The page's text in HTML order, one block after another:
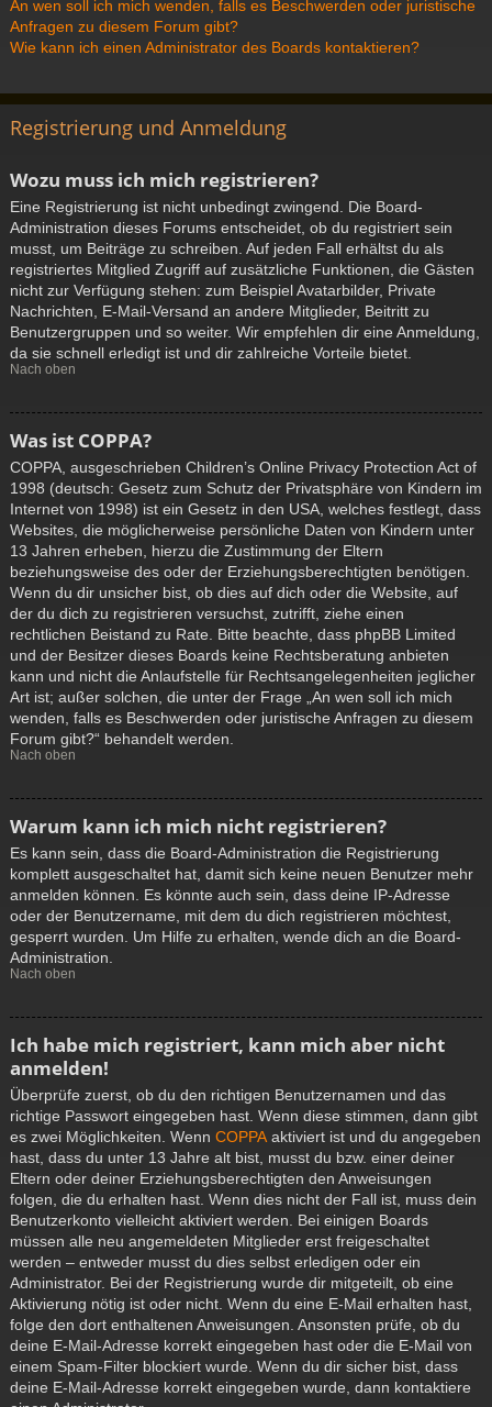
An wen soll ich mich wenden, falls es Beschwerden oder juristische
Anfragen zu diesem Forum gibt?
Wie kann ich einen Administrator des Boards kontaktieren?
Registrierung und Anmeldung
Wozu muss ich mich registrieren?
Eine Registrierung ist nicht unbedingt zwingend. Die Board-
Administration dieses Forums entscheidet, ob du registriert sein
musst, um Beiträge zu schreiben. Auf jeden Fall erhältst du als
registriertes Mitglied Zugriff auf zusätzliche Funktionen, die Gästen
nicht zur Verfügung stehen: zum Beispiel Avatarbilder, Private
Nachrichten, E-Mail-Versand an andere Mitglieder, Beitritt zu
Benutzergruppen und so weiter. Wir empfehlen dir eine Anmeldung,
da sie schnell erledigt ist und dir zahlreiche Vorteile bietet.
Nach oben
Was ist COPPA?
COPPA, ausgeschrieben Children’s Online Privacy Protection Act of
1998 (deutsch: Gesetz zum Schutz der Privatsphäre von Kindern im
Internet von 1998) ist ein Gesetz in den USA, welches festlegt, dass
Websites, die möglicherweise persönliche Daten von Kindern unter
13 Jahren erheben, hierzu die Zustimmung der Eltern
beziehungsweise des oder der Erziehungsberechtigten benötigen.
Wenn du dir unsicher bist, ob dies auf dich oder die Website, auf
der du dich zu registrieren versuchst, zutrifft, ziehe einen
rechtlichen Beistand zu Rate. Bitte beachte, dass phpBB Limited
und der Besitzer dieses Boards keine Rechtsberatung anbieten
kann und nicht die Anlaufstelle für Rechtsangelegenheiten jeglicher
Art ist; außer solchen, die unter der Frage „An wen soll ich mich
wenden, falls es Beschwerden oder juristische Anfragen zu diesem
Forum gibt?“ behandelt werden.
Nach oben
Warum kann ich mich nicht registrieren?
Es kann sein, dass die Board-Administration die Registrierung
komplett ausgeschaltet hat, damit sich keine neuen Benutzer mehr
anmelden können. Es könnte auch sein, dass deine IP-Adresse
oder der Benutzername, mit dem du dich registrieren möchtest,
gesperrt wurden. Um Hilfe zu erhalten, wende dich an die Board-
Administration.
Nach oben
Ich habe mich registriert, kann mich aber nicht
anmelden!
Überprüfe zuerst, ob du den richtigen Benutzernamen und das
richtige Passwort eingegeben hast. Wenn diese stimmen, dann gibt
es zwei Möglichkeiten. Wenn COPPA aktiviert ist und du angegeben
hast, dass du unter 13 Jahre alt bist, musst du bzw. einer deiner
Eltern oder deiner Erziehungsberechtigten den Anweisungen
folgen, die du erhalten hast. Wenn dies nicht der Fall ist, muss dein
Benutzerkonto vielleicht aktiviert werden. Bei einigen Boards
müssen alle neu angemeldeten Mitglieder erst freigeschaltet
werden – entweder musst du dies selbst erledigen oder ein
Administrator. Bei der Registrierung wurde dir mitgeteilt, ob eine
Aktivierung nötig ist oder nicht. Wenn du eine E-Mail erhalten hast,
folge den dort enthaltenen Anweisungen. Ansonsten prüfe, ob du
deine E-Mail-Adresse korrekt eingegeben hast oder die E-Mail von
einem Spam-Filter blockiert wurde. Wenn du dir sicher bist, dass
deine E-Mail-Adresse korrekt eingegeben wurde, dann kontaktiere